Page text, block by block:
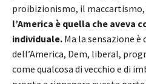
proibizionismo, il
l’America è quella che aveva
individuale. Ma la sensazione è
dell’America, Dem, liberal,
come qualcosa di vecchio e di